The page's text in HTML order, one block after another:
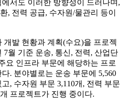
서도 이러한 방향성이 드러나며,
, 전력 공급, 수자원/물관리 등이
개발 현황과 계획(수요)을 프로젝
7월 기준 운송, 통신, 전력, 산업단
요 인프라 부문에 해당하는 프로
. 분야별로는 운송 부문에 5,560
, 수자원 부문 3,110개, 전력 부문
프로젝트가 진행 중이다.